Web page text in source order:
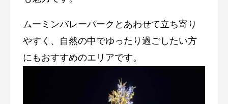
ムーミンバレーパークとあわせて立ち寄り
やすく、自然の中でゆったり過ごしたい方
にもおすすめのエリアです。